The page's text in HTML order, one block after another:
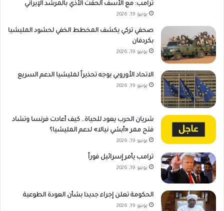
ترامب: مع الأسف ألحقت الأذي بالمرشد الإيراني
يونيو 19, 2026
صحفي تركي يكشف المخطط الخفي لحشود المليشيا
بكردفان
يونيو 19, 2026
الاتحاد الأوروبي يوجه تحذيراً لمليشيا الدعم السريع
يونيو 19, 2026
شريان الحرب يعود للحياة.. كيف أعادت فرنسا وتشاد
فتح ممر «أبشي نيالا» لدعم المليشيا؟
يونيو 19, 2026
ترامب يأمر إسرائيل فوراً
يونيو 19, 2026
الحكومة تعلن إجراء جديدا بشأن العودة الطوعية
يونيو 19, 2026